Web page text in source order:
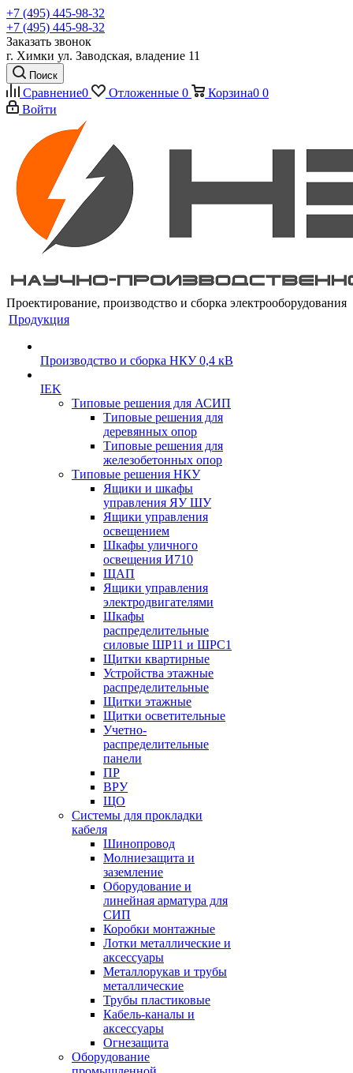
+7 (495) 445-98-32
+7 (495) 445-98-32
Заказать звонок
г. Химки ул. Заводская, владение 11
Поиск
Сравнение0 Отложенные 0 Корзина0 0
Войти
Проектирование, производство и сборка электрооборудования
Продукция
Производство и сборка НКУ 0,4 кВ
IEK
Типовые решения для АСИП
Типовые решения для
деревянных опор
Типовые решения для
железобетонных опор
Типовые решения НКУ
Ящики и шкафы
управления ЯУ ШУ
Ящики управления
освещением
Шкафы уличного
освещения И710
ЩАП
Ящики управления
электродвигателями
Шкафы
распределительные
силовые ШР11 и ШРС1
Щитки квартирные
Устройства этажные
распределительные
Щитки этажные
Щитки осветительные
Учетно-
распределительные
панели
ПР
ВРУ
ЩО
Системы для прокладки
кабеля
Шинопровод
Молниезащита и
заземление
Оборудование и
линейная арматура для
СИП
Коробки монтажные
Лотки металлические и
аксессуары
Металлорукав и трубы
металлические
Трубы пластиковые
Кабель-каналы и
аксессуары
Огнезащита
Оборудование